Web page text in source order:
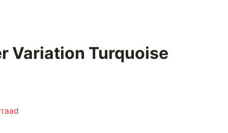
Variation Turquoise